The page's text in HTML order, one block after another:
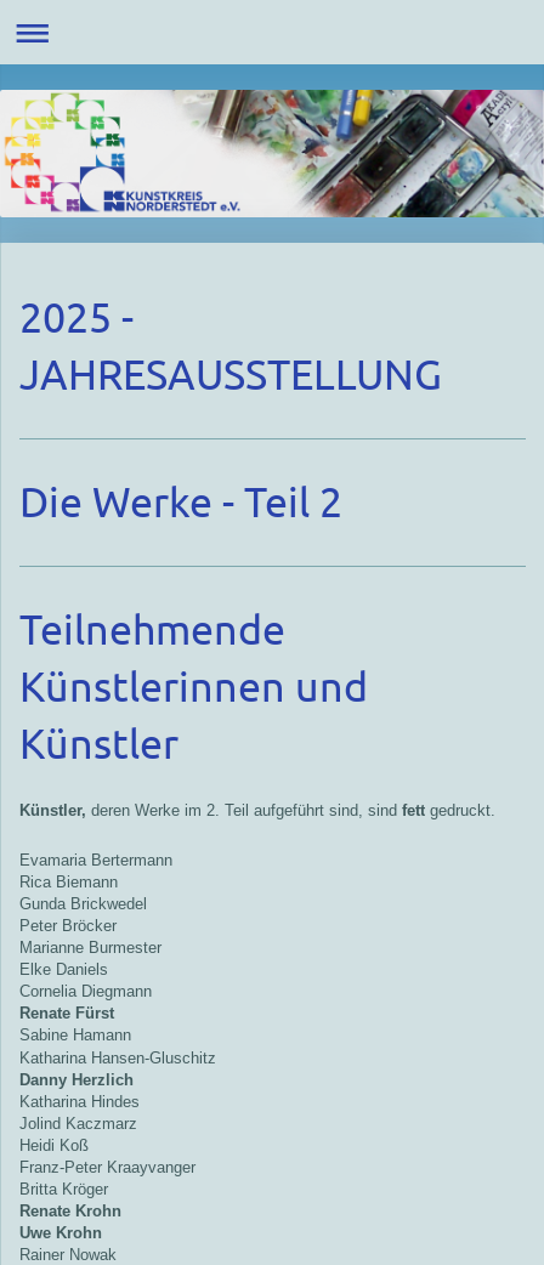
2025 -
JAHRESAUSSTELLUNG
Die Werke - Teil 2
Teilnehmende
Künstlerinnen und
Künstler
Künstler, deren Werke im 2. Teil aufgeführt sind, sind fett gedruckt.
Evamaria Bertermann
Rica Biemann
Gunda Brickwedel
Peter Bröcker
Marianne Burmester
Elke Daniels
Cornelia Diegmann
Renate Fürst
Sabine Hamann
Katharina Hansen-Gluschitz
Danny Herzlich
Katharina Hindes
Jolind Kaczmarz
Heidi Koß
Franz-Peter Kraayvanger
Britta Kröger
Renate Krohn
Uwe Krohn
Rainer Nowak